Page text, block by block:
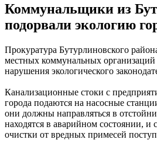
Коммунальщики из
подорвали экологию
Прокуратура Бутурлиновского
местных коммунальных организаций
нарушения экологического
Канализационные стоки с
города подаются на насосные
они должны направляться в
находятся в аварийном состоянии, и
очистки от вредных примесей